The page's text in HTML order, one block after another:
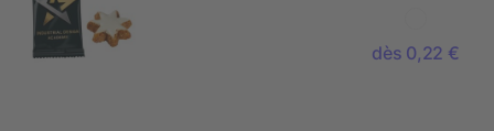
dès 0,22 €